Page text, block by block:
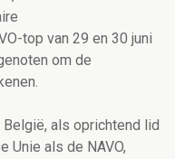
top van 29 en 30 juni
om de
als oprichtend lid
Unie als de NAVO,